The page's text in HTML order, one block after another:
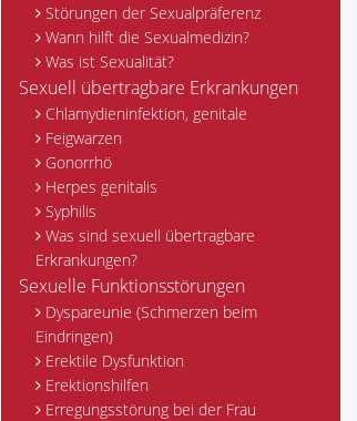
Störungen der Sexualpräferenz
Wann hilft die Sexualmedizin?
Was ist Sexualität?
Sexuell übertragbare Erkrankungen
Chlamydieninfektion, genitale
Feigwarzen
Gonorrhö
Herpes genitalis
Syphilis
Was sind sexuell übertragbare
Erkrankungen?
Sexuelle Funktionsstörungen
Dyspareunie (Schmerzen beim
Eindringen)
Erektile Dysfunktion
Erektionshilfen
Erregungsstörung bei der Frau